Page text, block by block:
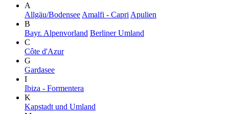
A
Allgäu/Bodensee Amalfi - Capri Apulien
B
Bayr. Alpenvorland Berliner Umland
C
Côte d'Azur
G
Gardasee
I
Ibiza - Formentera
K
Kapstadt und Umland